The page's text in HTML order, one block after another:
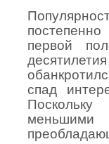
первой
спад